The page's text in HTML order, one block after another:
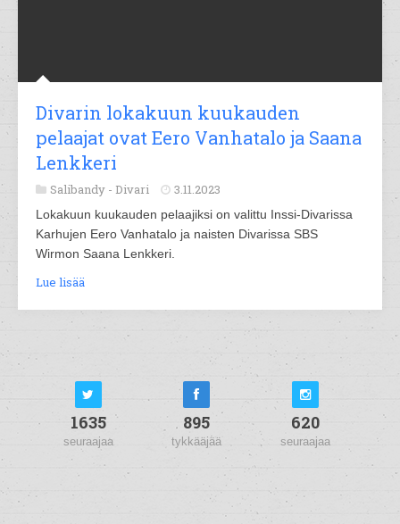
Divarin lokakuun kuukauden
pelaajat ovat Eero Vanhatalo ja Saana
Lenkkeri
Salibandy - Divari 3.11.2023
Lokakuun kuukauden pelaajiksi on valittu Inssi-Divarissa
Karhujen Eero Vanhatalo ja naisten Divarissa SBS
Wirmon Saana Lenkkeri.
Lue lisää
1635
seuraajaa
895
tykkääjää
620
seuraajaa